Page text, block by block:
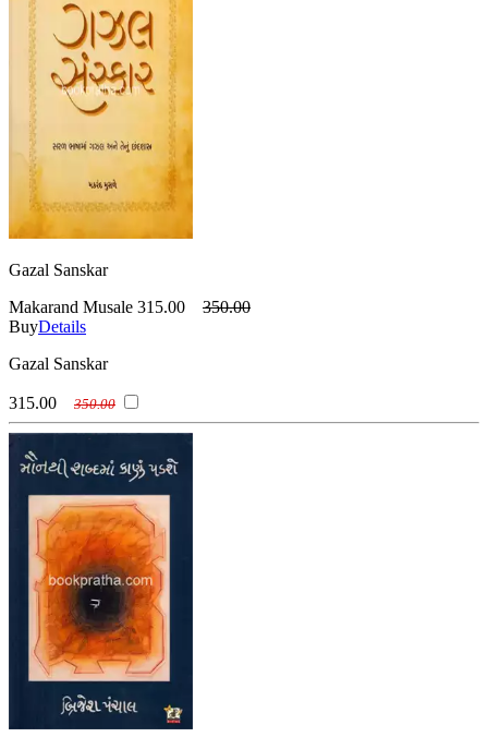
Gazal Sanskar
Makarand Musale 315.00
350.00
BuyDetails
Gazal Sanskar
315.00 350.00